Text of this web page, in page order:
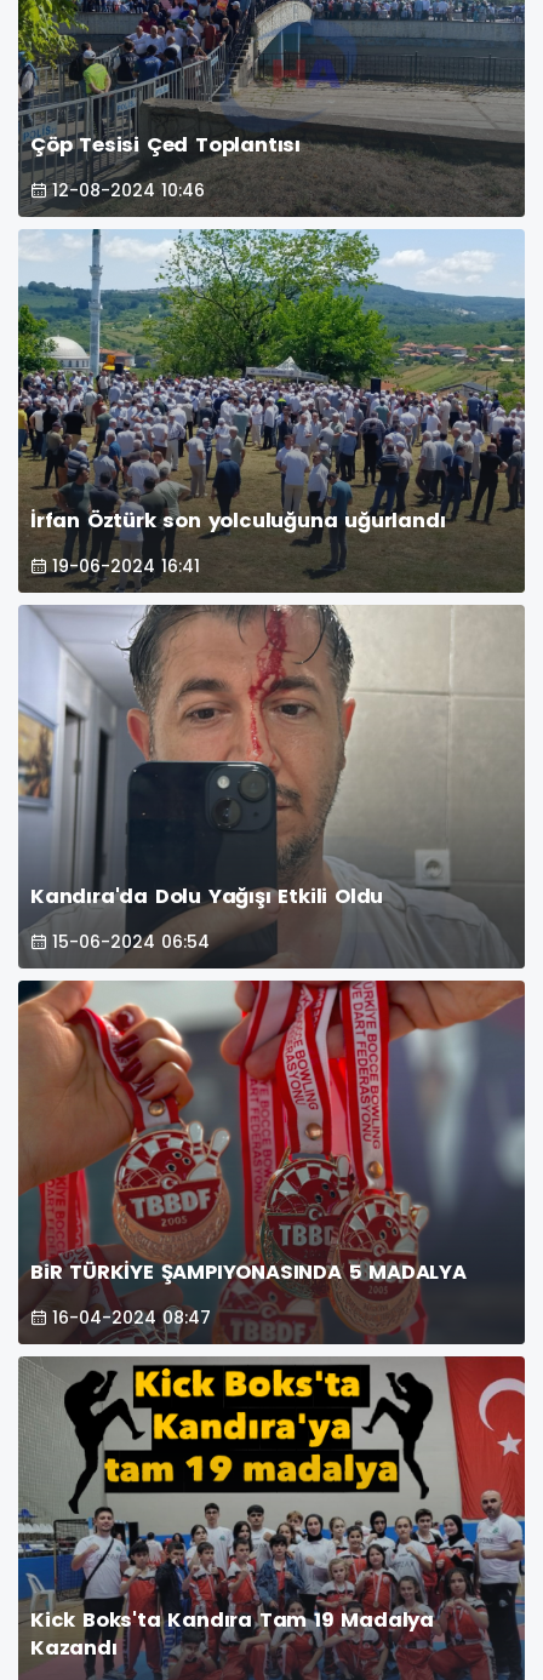
Çöp Tesisi Çed Toplantısı
12-08-2024 10:46
İrfan Öztürk son yolculuğuna uğurlandı
19-06-2024 16:41
Kandıra'da Dolu Yağışı Etkili Oldu
15-06-2024 06:54
BiR TÜRKİYE ŞAMPIYONASINDA 5 MADALYA
16-04-2024 08:47
Kick Boks'ta Kandıra Tam 19 Madalya
Kazandı